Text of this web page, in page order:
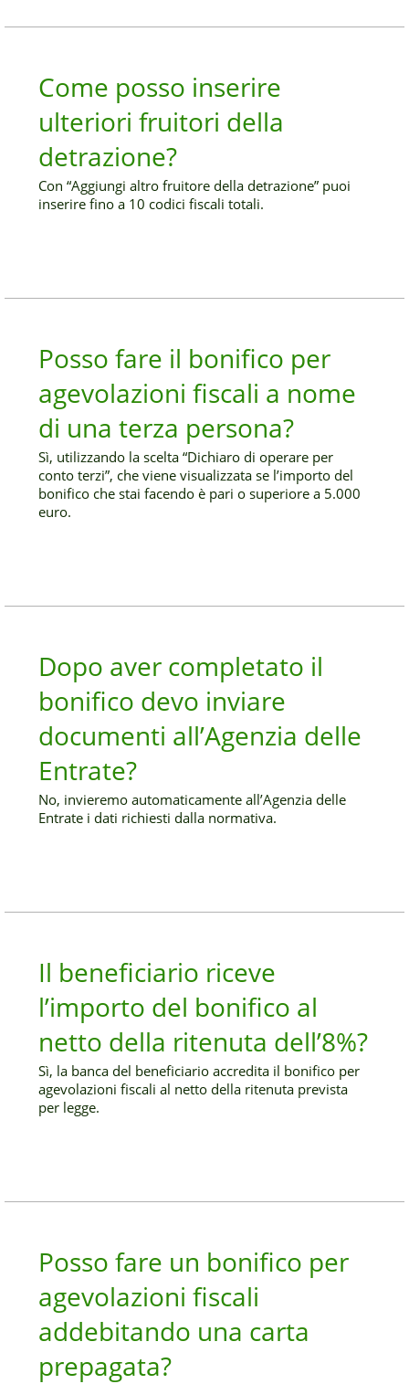
Come posso inserire
ulteriori fruitori della
detrazione?
Con “Aggiungi altro fruitore della detrazione” puoi
inserire fino a 10 codici fiscali totali.
Posso fare il bonifico per
agevolazioni fiscali a nome
di una terza persona?
Sì, utilizzando la scelta “Dichiaro di operare per
conto terzi”, che viene visualizzata se l’importo del
bonifico che stai facendo è pari o superiore a 5.000
euro.
Dopo aver completato il
bonifico devo inviare
documenti all’Agenzia delle
Entrate?
No, invieremo automaticamente all’Agenzia delle
Entrate i dati richiesti dalla normativa.
Il beneficiario riceve
l’importo del bonifico al
netto della ritenuta dell’8%?
Sì, la banca del beneficiario accredita il bonifico per
agevolazioni fiscali al netto della ritenuta prevista
per legge.
Posso fare un bonifico per
agevolazioni fiscali
addebitando una carta
prepagata?